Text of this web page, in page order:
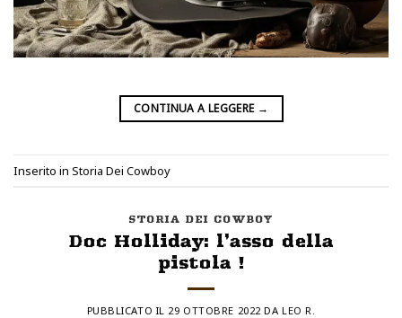
CONTINUA A LEGGERE →
Inserito in Storia Dei Cowboy
STORIA DEI COWBOY
Doc Holliday: l’asso della
pistola !
PUBBLICATO IL 29 OTTOBRE 2022 DALEO R.